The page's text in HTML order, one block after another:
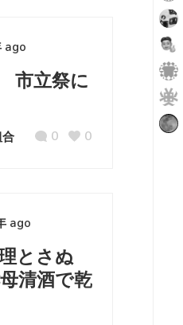
ago
市立祭に
0
0
ago
とさぬ
清酒で乾